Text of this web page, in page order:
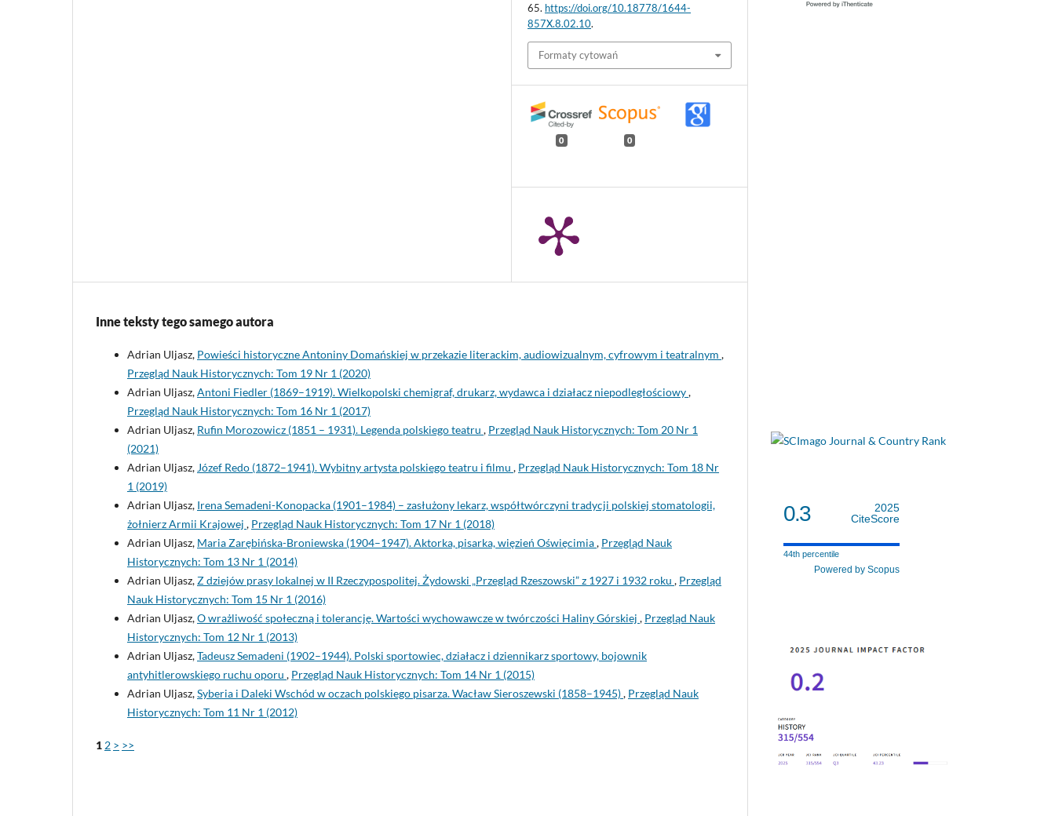
65. https://doi.org/10.18778/1644-
857X.8.02.10.
Formaty cytowań
0 0
Inne teksty tego samego autora
Adrian Uljasz, Powieści historyczne Antoniny Domańskiej w przekazie literackim, audiowizualnym, cyfrowym i teatralnym ,
Przegląd Nauk Historycznych: Tom 19 Nr 1 (2020)
Adrian Uljasz,Antoni Fiedler (1869–1919). Wielkopolski chemigraf, drukarz, wydawca i działacz niepodległościowy,
Przegląd Nauk Historycznych: Tom 16 Nr 1 (2017)
Adrian Uljasz, Rufin Morozowicz (1851 – 1931). Legenda polskiego teatru , Przegląd Nauk Historycznych: Tom 20 Nr 1
(2021)
Adrian Uljasz, Józef Redo (1872–1941). Wybitny artysta polskiego teatru i filmu , Przegląd Nauk Historycznych: Tom 18 Nr
1 (2019)
Adrian Uljasz, Irena Semadeni-Konopacka (1901–1984) – zasłużony lekarz, współtwórczyni tradycji polskiej stomatologii,
żołnierz Armii Krajowej , Przegląd Nauk Historycznych: Tom 17 Nr 1 (2018)
Adrian Uljasz, Maria Zarębińska-Broniewska (1904–1947). Aktorka, pisarka, więzień Oświęcimia, Przegląd Nauk
Historycznych: Tom 13 Nr 1 (2014)
Adrian Uljasz,Z dziejów prasy lokalnej w II Rzeczypospolitej. Żydowski „Przegląd Rzeszowski” z 1927 i 1932 roku , Przegląd
Nauk Historycznych: Tom 15 Nr 1 (2016)
Adrian Uljasz,O wrażliwość społeczną i tolerancję. Wartości wychowawcze w twórczości Haliny Górskiej , Przegląd Nauk
Historycznych: Tom 12 Nr 1 (2013)
Adrian Uljasz,Tadeusz Semadeni (1902–1944). Polski sportowiec, działacz i dziennikarz sportowy, bojownik
antyhitlerowskiego ruchu oporu , Przegląd Nauk Historycznych: Tom 14 Nr 1 (2015)
Adrian Uljasz,Syberia i Daleki Wschód w oczach polskiego pisarza. Wacław Sieroszewski (1858–1945), Przegląd Nauk
Historycznych: Tom 11 Nr 1 (2012)
1 2 > >>
0.3
2025
CiteScore
44th percentile
Powered by Scopus